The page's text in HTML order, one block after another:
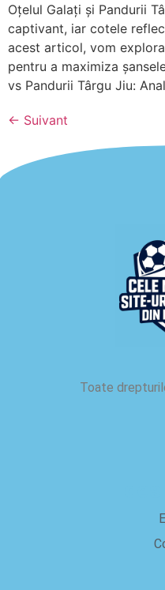
Oțelul Galați și Pandurii
captivant, iar cotele
acest articol, vom
pentru a maximiza
vs Pandurii Târgu Jiu:
← Suivant
Toate